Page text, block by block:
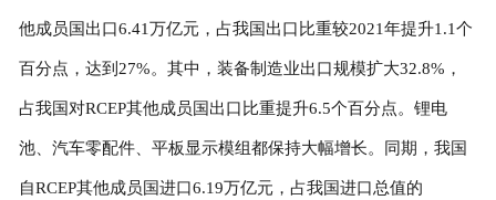
他成员国出口6.41万亿元，占我国出口比重较2021年提升1.1个
百分点，达到27%。其中，装备制造业出口规模扩大32.8%，
占我国对RCEP其他成员国出口比重提升6.5个百分点。锂电
池、汽车零配件、平板显示模组都保持大幅增长。同期，我国
自RCEP其他成员国进口6.19万亿元，占我国进口总值的